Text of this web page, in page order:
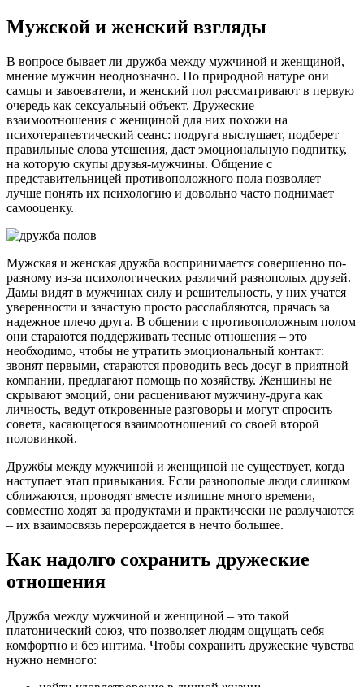
Мужской и женский взгляды
В вопросе бывает ли дружба между мужчиной и женщиной,
мнение мужчин неоднозначно. По природной натуре они
самцы и завоеватели, и женский пол рассматривают в первую
очередь как сексуальный объект. Дружеские
взаимоотношения с женщиной для них похожи на
психотерапевтический сеанс: подруга выслушает, подберет
правильные слова утешения, даст эмоциональную подпитку,
на которую скупы друзья-мужчины. Общение с
представительницей противоположного пола позволяет
лучше понять их психологию и довольно часто поднимает
самооценку.
Мужская и женская дружба воспринимается совершенно по-
разному из-за психологических различий разнополых друзей.
Дамы видят в мужчинах силу и решительность, у них учатся
уверенности и зачастую просто расслабляются, прячась за
надежное плечо друга. В общении с противоположным полом
они стараются поддерживать тесные отношения – это
необходимо, чтобы не утратить эмоциональный контакт:
звонят первыми, стараются проводить весь досуг в приятной
компании, предлагают помощь по хозяйству. Женщины не
скрывают эмоций, они расценивают мужчину-друга как
личность, ведут откровенные разговоры и могут спросить
совета, касающегося взаимоотношений со своей второй
половинкой.
Дружбы между мужчиной и женщиной не существует, когда
наступает этап привыкания. Если разнополые люди слишком
сближаются, проводят вместе излишне много времени,
совместно ходят за продуктами и практически не разлучаются
– их взаимосвязь перерождается в нечто большее.
Как надолго сохранить дружеские
отношения
Дружба между мужчиной и женщиной – это такой
платонический союз, что позволяет людям ощущать себя
комфортно и без интима. Чтобы сохранить дружеские чувства
нужно немного: